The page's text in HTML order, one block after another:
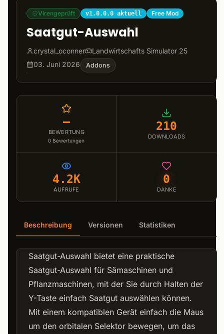
Virengeprüft v1.0.0.0 aktuell Free Mod
Saatgut-Auswahl
crystal_oconner
Landwirtschafts Simulator 25
03. Juni 2026
Addons
–
BEWERTUNG
0 Bewertungen
210
DOWNLOADS
4.2K
AUFRUFE
0
DANKE
Beschreibung Versionen Statistiken
Saatgut-Auswahl bietet eine praktische
Saatgut-Auswahl für Sämaschinen und
Pflanzmaschinen, mit der Sie durch Halten der
Y-Taste einfach Saatgut auswählen können.
Mit einem kompatiblen Gerät einfach die Maus
um den orbitalen Selektor bewegen, um das